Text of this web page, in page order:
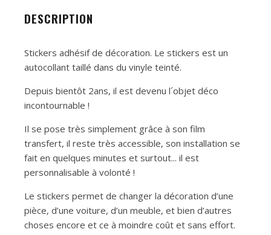
DESCRIPTION
Stickers adhésif de décoration. Le stickers est un
autocollant taillé dans du vinyle teinté.
Depuis bientôt 2ans, il est devenu l´objet déco
incontournable !
Il se pose très simplement grâce à son film
transfert, il reste très accessible, son installation se
fait en quelques minutes et surtout... il est
personnalisable à volonté !
Le stickers permet de changer la décoration d’une
pièce, d’une voiture, d’un meuble, et bien d’autres
choses encore et ce à moindre coût et sans effort.